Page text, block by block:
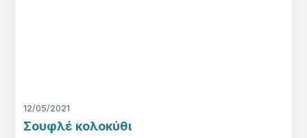
12/05/2021
Σουφλέ κολοκύθι